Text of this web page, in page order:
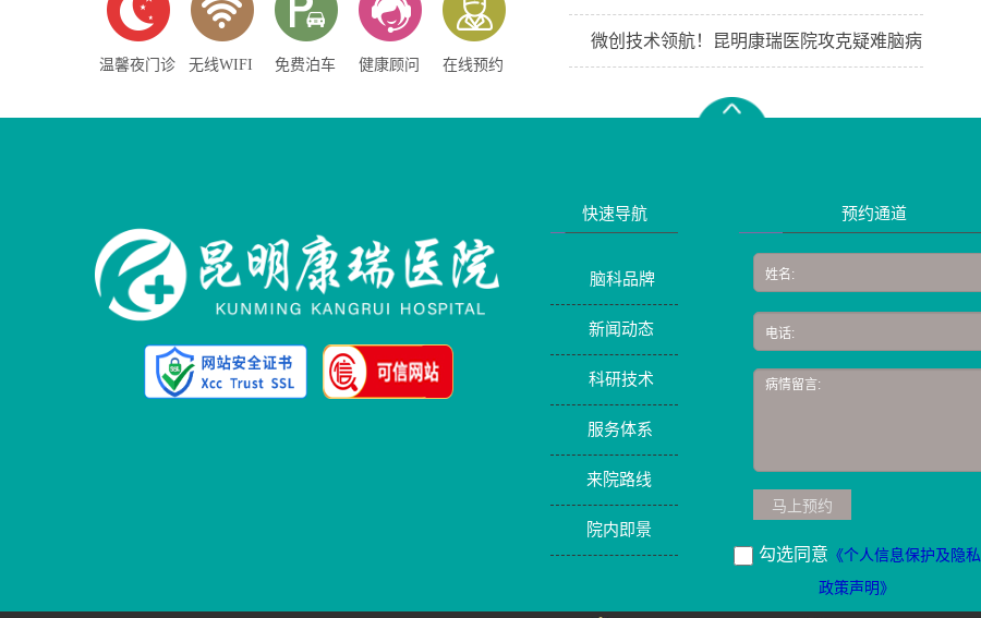
温馨夜门诊 无线WIFI 免费泊车 健康顾问 在线预约
微创技术领航！昆明康瑞医院攻克疑难脑病
快速导航
脑科品牌
新闻动态
科研技术
服务体系
来院路线
院内即景
预约通道
马上预约
勾选同意 《个人信息保护及隐私
政策声明》